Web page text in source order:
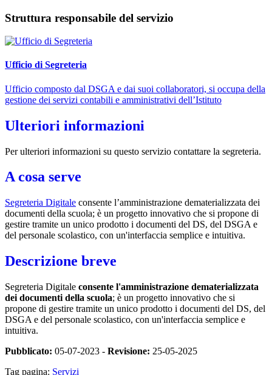
Struttura responsabile del servizio
Ufficio di Segreteria
Ufficio composto dal DSGA e dai suoi collaboratori, si occupa della
gestione dei servizi contabili e amministrativi dell’Istituto
Ulteriori informazioni
Per ulteriori informazioni su questo servizio contattare la segreteria.
A cosa serve
Segreteria Digitale consente l’amministrazione dematerializzata dei
documenti della scuola; è un progetto innovativo che si propone di
gestire tramite un unico prodotto i documenti del DS, del DSGA e
del personale scolastico, con un'interfaccia semplice e intuitiva.
Descrizione breve
Segreteria Digitale consente l'amministrazione dematerializzata
dei documenti della scuola; è un progetto innovativo che si
propone di gestire tramite un unico prodotto i documenti del DS, del
DSGA e del personale scolastico, con un'interfaccia semplice e
intuitiva.
Pubblicato: 05-07-2023 - Revisione: 25-05-2025
Tag pagina: Servizi